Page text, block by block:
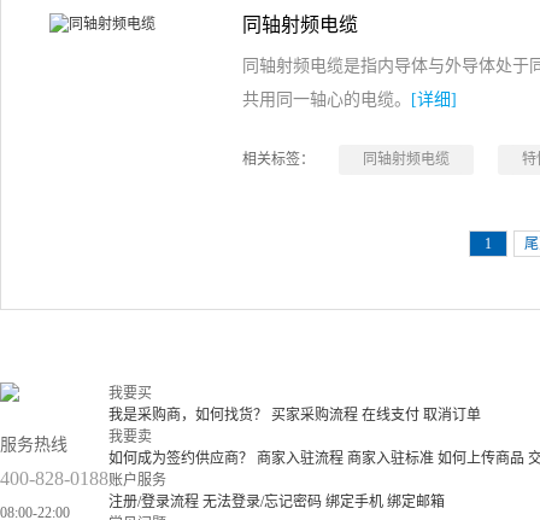
同轴射频电缆
同轴射频电缆是指内导体与外导体处
共用同一轴心的电缆。
[详细]
相关标签： 同轴射频电缆 特
1
服务热线
400-828-0188
08:00-22:00
我要买
我是采购商，如何找货？
买家采购流程 在线支付 取消订单
我要卖
如何成为签约供应商？
商家入驻流程 商家入驻标准 如何上传商品
账户服务
注册/登录流程 无法登录/忘记密码 绑定手机 绑定邮箱